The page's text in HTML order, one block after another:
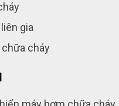
gia
cháy